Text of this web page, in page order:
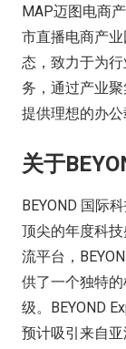
MAP迈图电商
市直播电商产
态，致力于为
务，通过产业
提供理想的办公
关于
BEYOND 国际
顶尖的年度科
流平台，
供了一个独特
级。BEYOND
预计吸引来自